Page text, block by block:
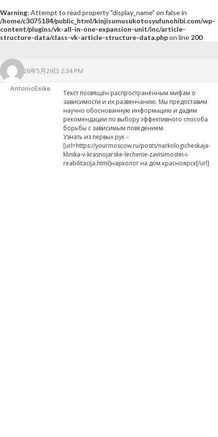
Warning: Attempt to read property "display_name" on false in
/home/c3075184/public_html/kinjisumusukotosyufunohibi.com/wp-
content/plugins/vk-all-in-one-expansion-unit/inc/article-
structure-data/class-vk-article-structure-data.phpon line 200
2026年5月29日 2:34 PM
AntonioExike
Текст посвящён распространённым мифам о
зависимости и их развенчанию. Мы предоставим
научно обоснованную информацию и дадим
рекомендации по выбору эффективного способа
борьбы с зависимым поведением.
Узнать из первых рук –
[url=https://yourmoscow.ru/posts/narkologicheskaja-
klinika-v-krasnojarske-lechenie-zavisimostei-i-
reabilitacija.html]нарколог на дом красноярск[/url]